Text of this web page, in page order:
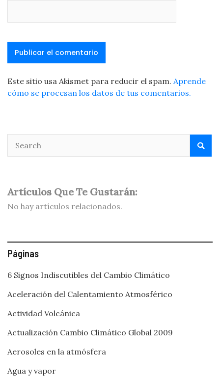
Este sitio usa Akismet para reducir el spam. Aprende
cómo se procesan los datos de tus comentarios.
Artículos Que Te Gustarán:
No hay artículos relacionados.
Páginas
6 Signos Indiscutibles del Cambio Climático
Aceleración del Calentamiento Atmosférico
Actividad Volcánica
Actualización Cambio Climático Global 2009
Aerosoles en la atmósfera
Agua y vapor